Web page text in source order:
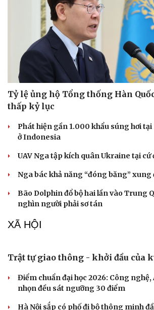
Tỷ lệ ủng hộ Tổng thống Hàn
thấp kỷ lục
Phát hiện gần 1.000 khẩu súng hơi
ở Indonesia
UAV Nga tập kích quân Ukraine tại cứ
Nga bác khả năng “đóng băng”
Bão Dolphin đổ bộ hai lần vào Trung
nghìn người phải sơ tán
XÃ HỘI